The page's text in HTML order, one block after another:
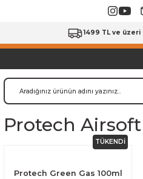
1499 TL ve
Protech
TÜKENDİ
Protech Green Gas 100ml